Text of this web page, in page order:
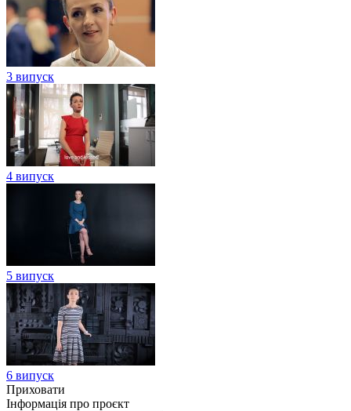
3 випуск
4 випуск
5 випуск
6 випуск
Приховати
Інформація про проєкт